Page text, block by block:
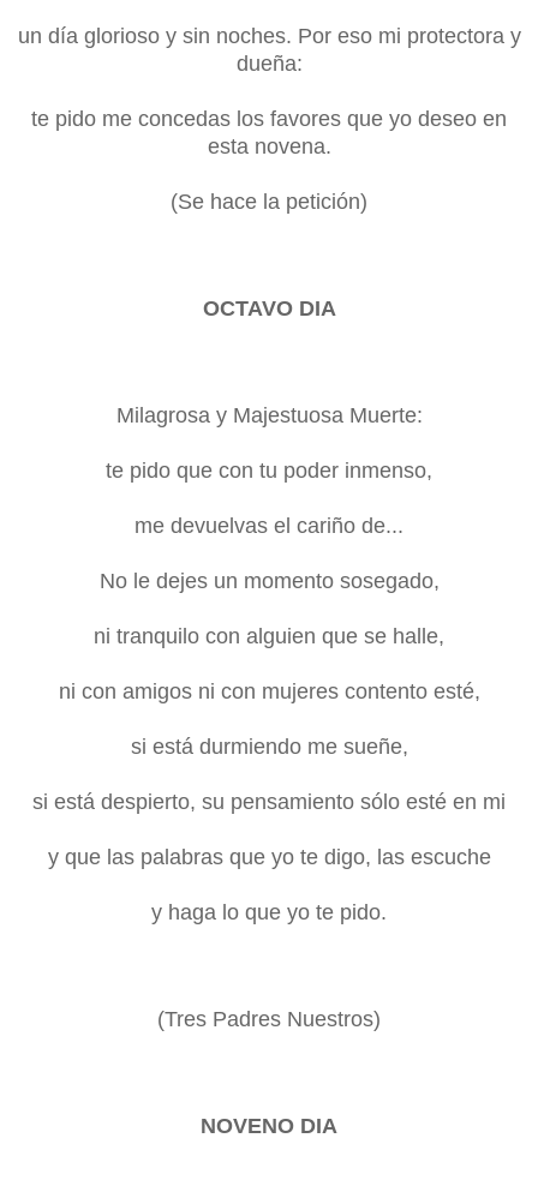
un día glorioso y sin noches. Por eso mi protectora y
dueña:
te pido me concedas los favores que yo deseo en
esta novena.
(Se hace la petición)
OCTAVO DIA
Milagrosa y Majestuosa Muerte:
te pido que con tu poder inmenso,
me devuelvas el cariño de...
No le dejes un momento sosegado,
ni tranquilo con alguien que se halle,
ni con amigos ni con mujeres contento esté,
si está durmiendo me sueñe,
si está despierto, su pensamiento sólo esté en mi
y que las palabras que yo te digo, las escuche
y haga lo que yo te pido.
(Tres Padres Nuestros)
NOVENO DIA